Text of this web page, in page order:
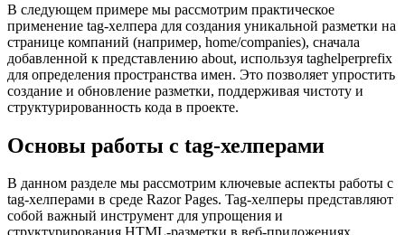
В следующем примере мы рассмотрим практическое
применение tag-хелпера для создания уникальной разметки на
странице компаний (например, home/companies), сначала
добавленной к представлению about, используя taghelperprefix
для определения пространства имен. Это позволяет упростить
создание и обновление разметки, поддерживая чистоту и
структурированность кода в проекте.
Основы работы с tag-хелперами
В данном разделе мы рассмотрим ключевые аспекты работы с
tag-хелперами в среде Razor Pages. Tag-хелперы представляют
собой важный инструмент для упрощения и